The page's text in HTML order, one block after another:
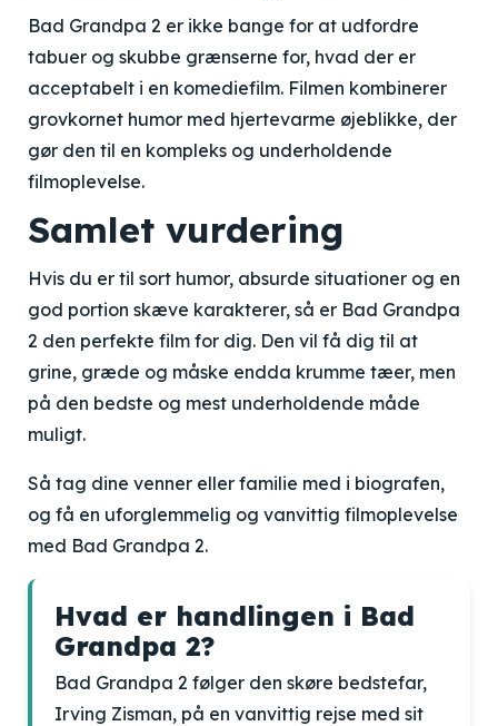
Bad Grandpa 2 er ikke bange for at udfordre
tabuer og skubbe grænserne for, hvad der er
acceptabelt i en komediefilm. Filmen kombinerer
grovkornet humor med hjertevarme øjeblikke, der
gør den til en kompleks og underholdende
filmoplevelse.
Samlet vurdering
Hvis du er til sort humor, absurde situationer og en
god portion skæve karakterer, så er Bad Grandpa
2 den perfekte film for dig. Den vil få dig til at
grine, græde og måske endda krumme tæer, men
på den bedste og mest underholdende måde
muligt.
Så tag dine venner eller familie med i biografen,
og få en uforglemmelig og vanvittig filmoplevelse
med Bad Grandpa 2.
Hvad er handlingen i Bad
Grandpa 2?
Bad Grandpa 2 følger den skøre bedstefar,
Irving Zisman, på en vanvittig rejse med sit